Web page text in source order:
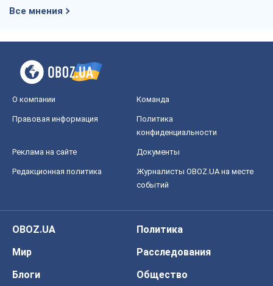
Все мнения
О компании Команда
Правовая информация
Политика
конфиденциальности
Реклама на сайте Документы
Редакционная политика
Журналисты OBOZ.UA на месте
событий
OBOZ.UA
Политика
Мир
Расследования
Блоги
Общество